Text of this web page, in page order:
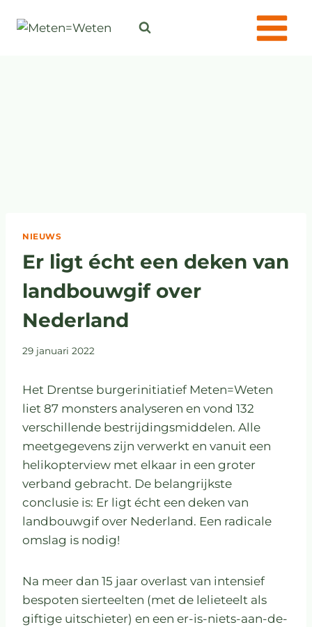
NIEUWS
Er ligt écht een deken van
landbouwgif over
Nederland
29 januari 2022
Het Drentse burgerinitiatief Meten=Weten
liet 87 monsters analyseren en vond 132
verschillende bestrijdingsmiddelen. Alle
meetgegevens zijn verwerkt en vanuit een
helikopterview met elkaar in een groter
verband gebracht. De belangrijkste
conclusie is: Er ligt écht een deken van
landbouwgif over Nederland. Een radicale
omslag is nodig!
Na meer dan 15 jaar overlast van intensief
bespoten sierteelten (met de lelieteelt als
giftige uitschieter) en een er-is-niets-aan-de-